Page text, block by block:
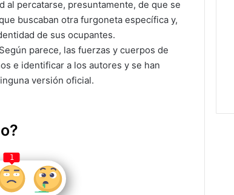
al percatarse, presuntamente, de que se
buscaban otra furgoneta específica y,
de sus ocupantes.
parece, las fuerzas y cuerpos de
e identificar a los autores y se han
versión oficial.
1